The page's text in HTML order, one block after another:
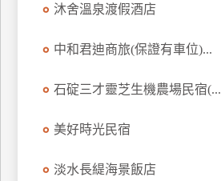
沐舍溫泉渡假酒店
中和君迪商旅(保證有車位)...
石碇三才靈芝生機農場民宿(...
美好時光民宿
淡水長緹海景飯店